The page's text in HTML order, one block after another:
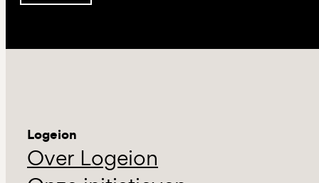
Logeion
Over Logeion